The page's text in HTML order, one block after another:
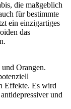
die maßgeblich
für bestimmte
ein einzigartiges
das
Orangen.
Effekte. Es wird
und